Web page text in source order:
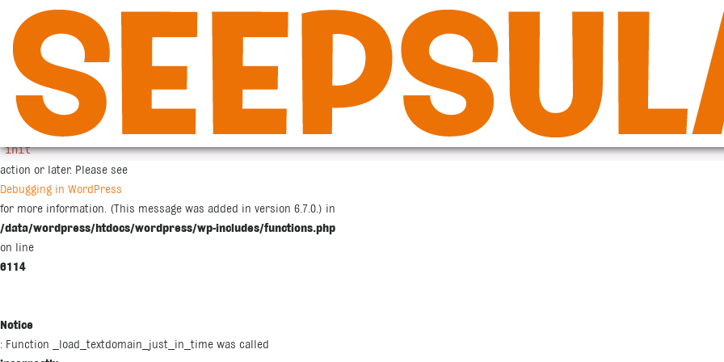
Notice
: Function _load_textdomain_just_in_time was called
incorrectly
. Translation loading for the
woocommerce
domain was triggered too early. This is usually an indicator for some code in the plugin or theme running too early. Translations should be
init
action or later. Please see
Debugging in WordPress
for more information. (This message was added in version 6.7.0.) in
/data/wordpress/htdocs/wordpress/wp-includes/functions.php
on line
6114
Notice
: Function _load_textdomain_just_in_time was called
sisältöön